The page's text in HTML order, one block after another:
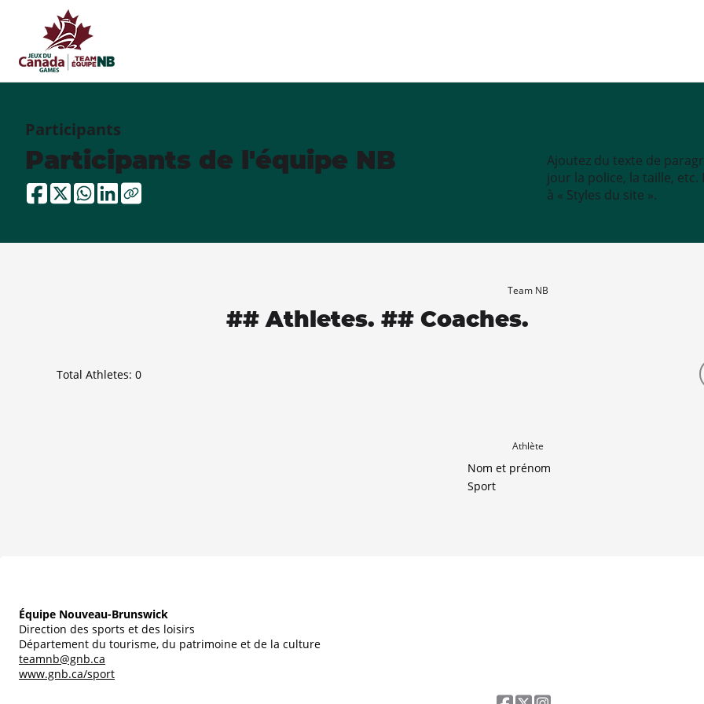
Participants
Participants de l'équipe NB
Ajoutez du texte de
jour la police, la taille,
à « Styles du site ».
Team NB
## Athletes. ## Coaches.
Total Athletes: 0
Athlète
Nom et prénom
Sport
Équipe Nouveau-Brunswick
Direction des sports et des loisirs
Département du tourisme, du patrimoine et de la culture
teamnb@gnb.ca
www.gnb.ca/sport